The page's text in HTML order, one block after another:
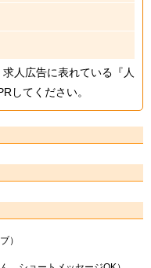
人広告に表れている『人
してください。
）